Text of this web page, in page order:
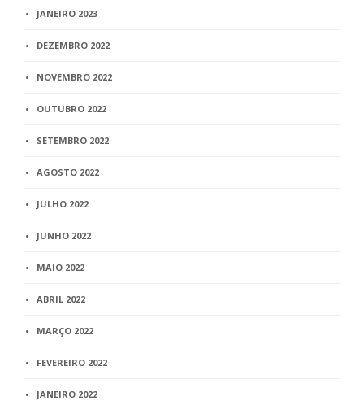
JANEIRO 2023
DEZEMBRO 2022
NOVEMBRO 2022
OUTUBRO 2022
SETEMBRO 2022
AGOSTO 2022
JULHO 2022
JUNHO 2022
MAIO 2022
ABRIL 2022
MARÇO 2022
FEVEREIRO 2022
JANEIRO 2022